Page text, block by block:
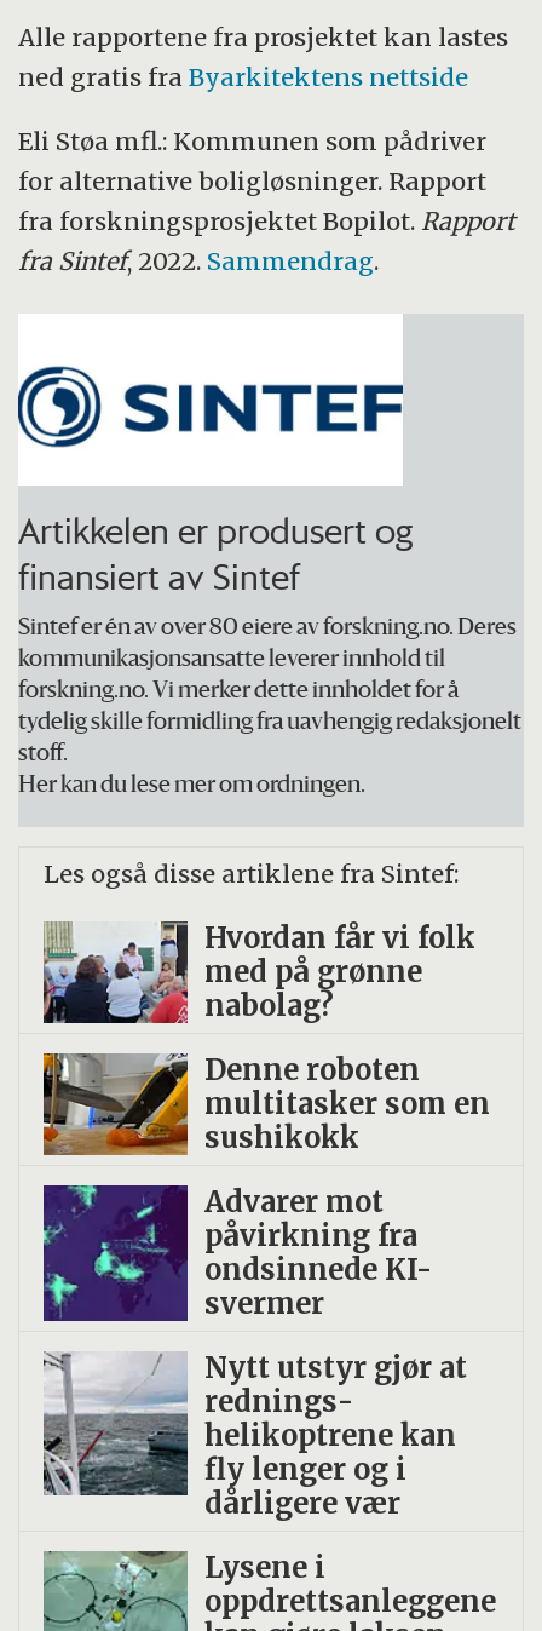
institutt for arkitektur og planlegging ved
NTNU var prosjektleder.
Alle rapportene fra prosjektet kan lastes
ned gratis fraByarkitektens nettside
Eli Støa mfl.: Kommunen som pådriver
for alternative boligløsninger. Rapport
fra forskningsprosjektet Bopilot. Rapport
fra Sintef, 2022. Sammendrag.
Artikkelen er produsert og
finansiert av Sintef
Sintef er én av over 80 eiere av forskning.no. Deres
kommunikasjonsansatte leverer innhold til
forskning.no. Vi merker dette innholdet for å
tydelig skille formidling fra uavhengig redaksjonelt
stoff.
Her kan du lese mer om ordningen.
Les også disse artiklene fra Sintef:
Hvordan får vi folk
med på grønne
nabolag?
Denne roboten
multitasker som en
sushikokk
Advarer mot
påvirkning fra
ondsinnede KI-
svermer
Nytt utstyr gjør at
rednings­
helikoptrene kan
fly lenger og i
dårligere vær
Lysene i
oppdrettsanleggene